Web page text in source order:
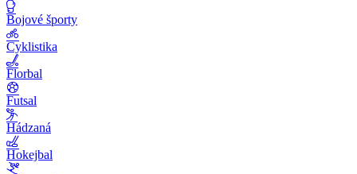
Bojové športy
Cyklistika
Florbal
Futsal
Hádzaná
Hokejbal